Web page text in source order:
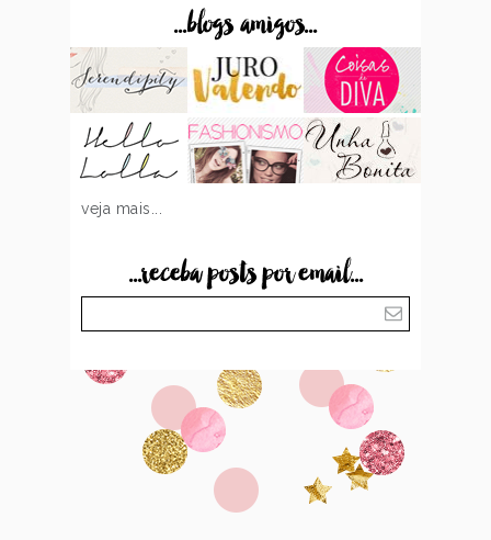
...blogs amigos...
veja mais...
...receba posts por email...